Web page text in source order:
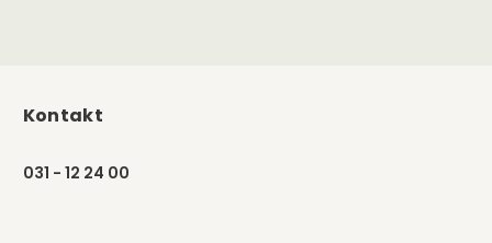
Kontakt
031 - 12 24 00